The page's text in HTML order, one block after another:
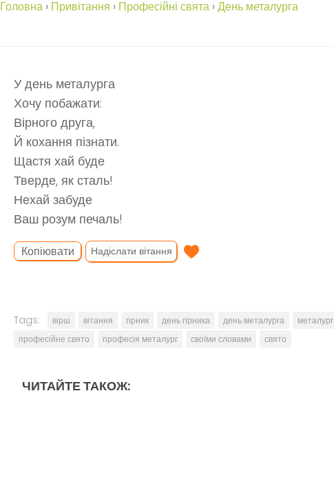
Головна › Привітання › Професійні свята ›День металурга
У день металурга
Хочу побажати:
Вірного друга,
Й кохання пізнати.
Щастя хай буде
Тверде, як сталь!
Нехай забуде
Ваш розум печаль!
Копіювати Надіслати вітання
Tags: вірш вітання гірник день гірника день металурга металург
професійне свято
професія металург своїми словами свято
ЧИТАЙТЕ ТАКОЖ: